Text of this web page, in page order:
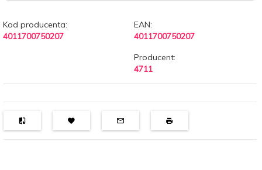
Kod producenta:
4011700750207
EAN:
4011700750207
Producent:
4711